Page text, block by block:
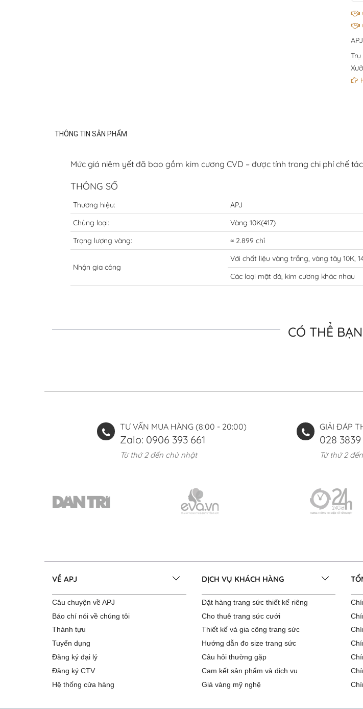
Trụ
THÔNG TIN SẢN PHẨM
Mức giá niêm yết đã bao gồm kim cương CVD – được tính trong chi phí chế
THÔNG SỐ
Thương hiệu:
APJ
Chủng loại:
Vàng 10K(417)
Trọng lượng vàng:
≈ 2.899 chỉ
Nhận gia công
Với chất liệu vàng trắng, vàng tây 10K,
Các loại mặt đá, kim cương khác nhau
CÓ THỂ
TƯ VẤN MUA HÀNG (8:00 - 20:00)
Zalo: 0906 393 661
Từ thứ 2 đến chủ nhật
GIẢI ĐÁP
028 3839
Từ thứ 2
VỀ APJ
Câu chuyện về APJ
Báo chí nói về chúng tôi
Thành tựu
Tuyển dụng
Đăng ký đại lý
Đăng ký CTV
Hệ thống cửa hàng
DỊCH VỤ KHÁCH HÀNG
Đặt hàng trang sức thiết kế riêng
Cho thuê trang sức cưới
Thiết kế và gia công trang sức
Hướng dẫn đo size trang sức
Câu hỏi thường gặp
Cam kết sản phẩm và dịch vụ
Giá vàng mỹ nghệ